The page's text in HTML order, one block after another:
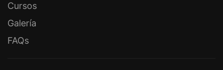
Cursos
Galería
FAQs